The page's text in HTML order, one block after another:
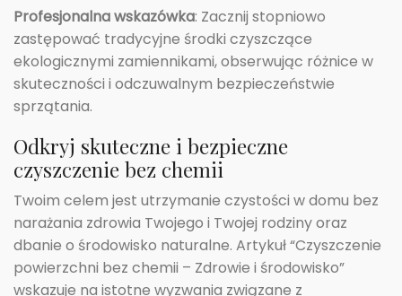
Profesjonalna wskazówka: Zacznij stopniowo
zastępować tradycyjne środki czyszczące
ekologicznymi zamiennikami, obserwując różnice w
skuteczności i odczuwalnym bezpieczeństwie
sprzątania.
Odkryj skuteczne i bezpieczne
czyszczenie bez chemii
Twoim celem jest utrzymanie czystości w domu bez
narażania zdrowia Twojego i Twojej rodziny oraz
dbanie o środowisko naturalne. Artykuł “Czyszczenie
powierzchni bez chemii – Zdrowie i środowisko”
wskazuje na istotne wyzwania związane z